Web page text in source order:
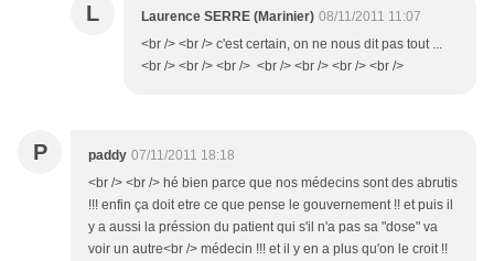
L Laurence SERRE (Marinier) 08/11/2011 11:07
<br /> <br /> c'est certain, on ne nous dit pas tout ...
<br /> <br /> <br /> <br /> <br /> <br /> <br />
P paddy 07/11/2011 18:18
<br /> <br /> hé bien parce que nos médecins sont des abrutis
!!! enfin ça doit etre ce que pense le gouvernement !! et puis il
y a aussi la préssion du patient qui s'il n'a pas sa "dose" va
voir un autre<br /> médecin !!! et il y en a plus qu'on le croit !!